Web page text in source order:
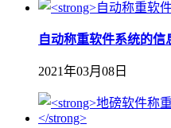
自动称重软件系统的信
2021年03月08日